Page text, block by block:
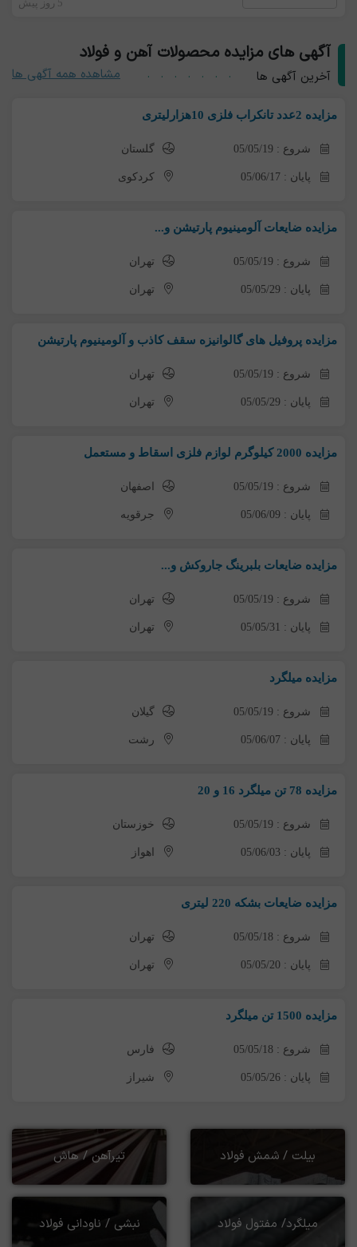
5 روز پیش
آگهی های مزایده محصولات آهن و فولاد
آخرین آگهی ها مشاهده همه آگهی ها
مزایده 2عدد تانکراب فلزی 10هزارلیتری
شروع : 05/05/19 گلستان
پایان : 05/06/17 کردکوی
مزایده ضایعات آلومینیوم پارتیشن و...
شروع : 05/05/19 تهران
پایان : 05/05/29 تهران
مزایده پروفیل های گالوانیزه سقف کاذب و آلومینیوم پارتیشن
شروع : 05/05/19 تهران
پایان : 05/05/29 تهران
مزایده 2000 کیلوگرم لوازم فلزی اسقاط و مستعمل
شروع : 05/05/19 اصفهان
پایان : 05/06/09 جرقویه
مزایده ضایعات بلبرینگ جاروکش و...
شروع : 05/05/19 تهران
پایان : 05/05/31 تهران
مزایده میلگرد
شروع : 05/05/19 گیلان
پایان : 05/06/07 رشت
مزایده 78 تن میلگرد 16 و 20
شروع : 05/05/19 خوزستان
پایان : 05/06/03 اهواز
مزایده ضایعات بشکه 220 لیتری
شروع : 05/05/18 تهران
پایان : 05/05/20 تهران
مزایده 1500 تن میلگرد
شروع : 05/05/18 فارس
پایان : 05/05/26 شیراز
بیلت / شمش فولاد تیرآهن / هاش
میلگرد/ مفتول فولاد نبشی / ناودانی فولاد